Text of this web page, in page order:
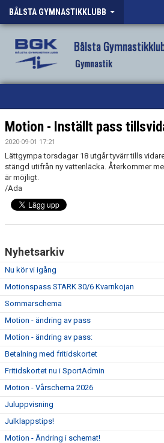
BÅLSTA GYMNASTIKKLUBB
Bålsta
Gymnastik
HEM
NYHETER
OM KLUBBEN
VÅR VERKSAMHET
VANLIGA FRÅGOR
FÖRENINGSKLÄDER BGK
DOKUMENT
ANMÄLAN
Motion - Inställt pass
2020-09-01 17:21
Lättgympa torsdagar 18 utgår tyvärr tills
stängd utifrån ny vattenläcka. Återkommer
är möjligt.
/Ada
Nyhetsarkiv
Nu kör vi igång
Motionspass STARK 30/6 Kvarnkojan
Sommarschema
Motion - ändring av pass
Motion - ändring av pass:
Betalning med fritidskortet
Fritidskortet nu i SportAdmin
Motion - Vårschema 2026
Juluppvisning
Julklappstips!
Motion - Ändring i schemat!